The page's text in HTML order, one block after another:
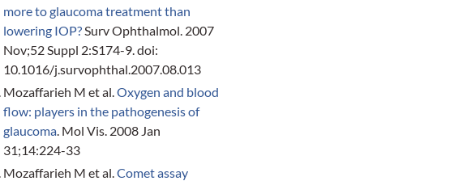
more to glaucoma treatment than
lowering IOP?Surv Ophthalmol. 2007
Nov;52 Suppl 2:S174-9. doi:
10.1016/j.survophthal.2007.08.013
Mozaffarieh M et al.Oxygen and blood
flow: players in the pathogenesis of
glaucoma. Mol Vis. 2008 Jan
31;14:224-33
Mozaffarieh M et al.Comet assay